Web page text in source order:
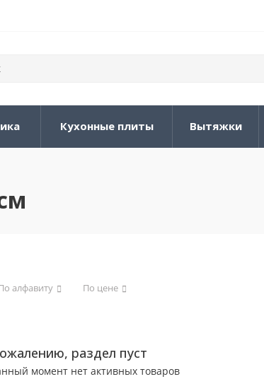
Кухонные плиты Вытяжки
алфавиту По цене
раздел пуст
момент нет активных товаров